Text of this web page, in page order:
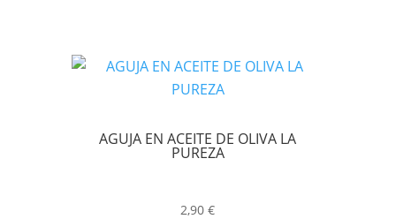
AGUJA EN ACEITE DE OLIVA LA
PUREZA
2,90€